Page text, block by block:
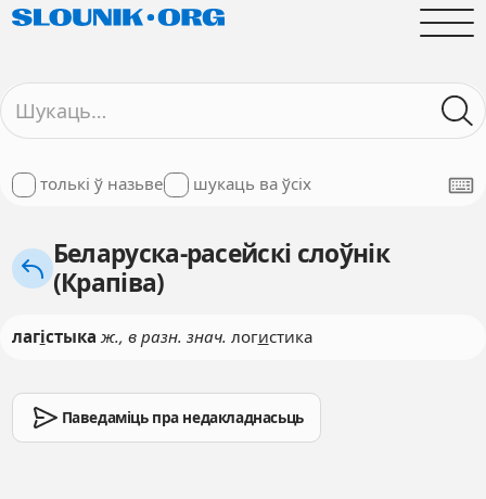
толькі ў назьве шукаць ва ўсіх
Беларуска-расейскі слоўнік
(Крапіва)
лагістыка ж., в разн. знач. логистика
Паведаміць пра недакладнасьць